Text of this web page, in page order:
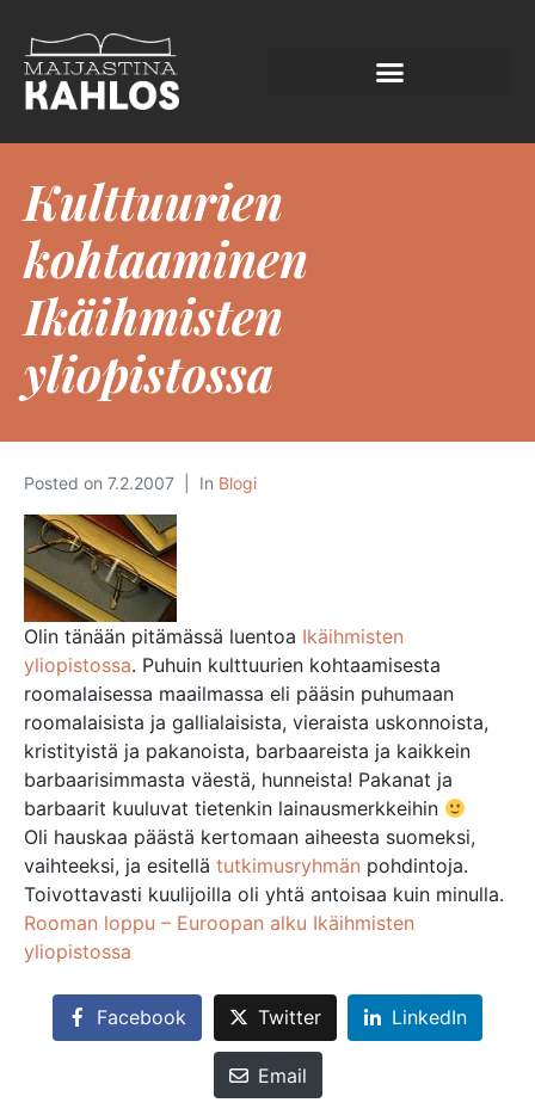
Kulttuurien
kohtaaminen
Ikäihmisten
yliopistossa
Posted on 7.2.2007 In Blogi
Olin tänään pitämässä luentoa Ikäihmisten
yliopistossa. Puhuin kulttuurien kohtaamisesta
roomalaisessa maailmassa eli pääsin puhumaan
roomalaisista ja gallialaisista, vieraista uskonnoista,
kristityistä ja pakanoista, barbaareista ja kaikkein
barbaarisimmasta väestä, hunneista! Pakanat ja
barbaarit kuuluvat tietenkin lainausmerkkeihin
Oli hauskaa päästä kertomaan aiheesta suomeksi,
vaihteeksi, ja esitellä tutkimusryhmän pohdintoja.
Toivottavasti kuulijoilla oli yhtä antoisaa kuin minulla.
Rooman loppu – Euroopan alku Ikäihmisten
yliopistossa
Facebook Twitter LinkedIn
Email